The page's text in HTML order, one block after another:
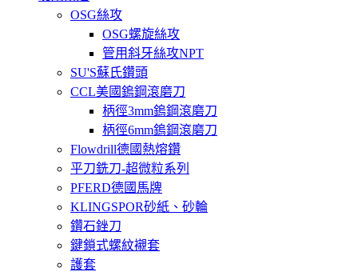
OSG絲攻
OSG螺旋絲攻
管用斜牙絲攻NPT
SU'S蘇氏鑽頭
CCL美國鎢鋼滾磨刀
柄徑3mm鎢鋼滾磨刀
柄徑6mm鎢鋼滾磨刀
Flowdrill德國熱熔鑽
平刀銑刀-超微粒系列
PFERD德國馬牌
KLINGSPOR砂紙、砂輪
鑽石銼刀
鍵鎖式螺紋襯套
護套